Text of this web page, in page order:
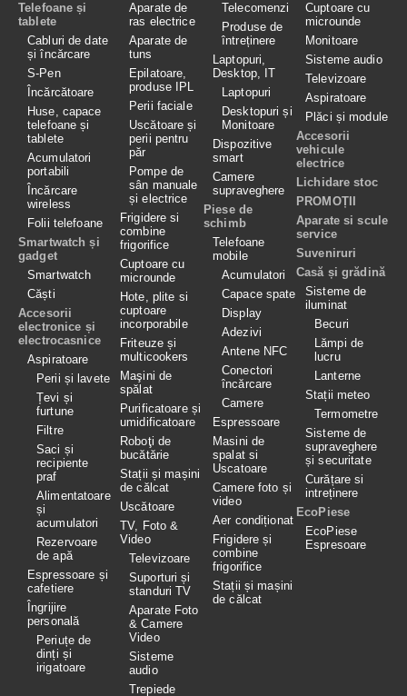
Telefoane și
tablete
Cabluri de date
și încărcare
S-Pen
Încărcătoare
Huse, capace
telefoane și
tablete
Acumulatori
portabili
Încărcare
wireless
Folii telefoane
Smartwatch și
gadget
Smartwatch
Căști
Accesorii
electronice și
electrocasnice
Aspiratoare
Perii și lavete
Țevi și
furtune
Filtre
Saci și
recipiente
praf
Alimentatoare
și
acumulatori
Rezervoare
de apă
Espressoare și
cafetiere
Îngrijire
personală
Periuțe de
dinți și
irigatoare
Aparate de
ras electrice
Aparate de
tuns
Epilatoare,
produse IPL
Perii faciale
Uscătoare și
perii pentru
păr
Pompe de
sân manuale
și electrice
Frigidere si
combine
frigorifice
Cuptoare cu
microunde
Hote, plite si
cuptoare
incorporabile
Friteuze și
multicookers
Maşini de
spălat
Purificatoare și
umidificatoare
Roboţi de
bucătărie
Stații și mașini
de călcat
Uscătoare
TV, Foto &
Video
Televizoare
Suporturi și
standuri TV
Aparate Foto
& Camere
Video
Sisteme
audio
Trepiede
Telecomenzi
Produse de
întreținere
Laptopuri,
Desktop, IT
Laptopuri
Desktopuri și
Monitoare
Dispozitive
smart
Camere
supraveghere
Piese de
schimb
Telefoane
mobile
Acumulatori
Capace spate
Display
Adezivi
Antene NFC
Conectori
încărcare
Camere
Espressoare
Masini de
spalat si
Uscatoare
Camere foto și
video
Aer condiționat
Frigidere și
combine
frigorifice
Stații și mașini
de călcat
Cuptoare cu
microunde
Monitoare
Sisteme audio
Televizoare
Aspiratoare
Plăci și module
Accesorii
vehicule
electrice
Lichidare stoc
PROMOȚII
Aparate si scule
service
Suveniruri
Casă și grădină
Sisteme de
iluminat
Becuri
Lămpi de
lucru
Lanterne
Stații meteo
Termometre
Sisteme de
supraveghere
și securitate
Curățare si
intreținere
EcoPiese
EcoPiese
Espresoare